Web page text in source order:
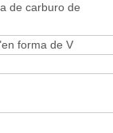
de carburo de
forma de V